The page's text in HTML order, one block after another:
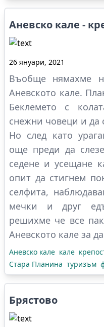
Аневско кале -
26 януари, 2021
Въобще нямахме
Аневското кале.
Беклемето с
снежни човеци и да
Но след като
още преди да
седене и усещане
опит да стигнем
селфита,
мечки и друг
решихме че все
Аневското кале за
Аневско кале кале
Стара Планина туризъм
Брястово